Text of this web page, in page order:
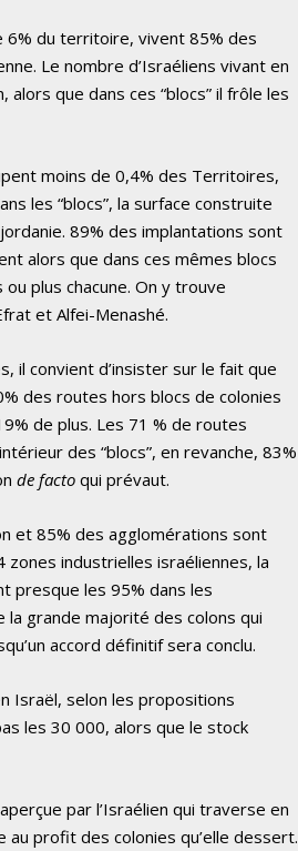
6% du territoire, vivent 85% des
Le nombre d’Israéliens vivant en
que dans ces “blocs” il frôle les
moins de 0,4% des Territoires,
les “blocs”, la surface construite
89% des implantations sont
alors que dans ces mêmes blocs
plus chacune. On y trouve
et Alfei-Menashé.
il convient d’insister sur le fait que
des routes hors blocs de colonies
de plus. Les 71 % de routes
des “blocs”, en revanche, 83%
de facto qui prévaut.
et 85% des agglomérations sont
industrielles israéliennes, la
presque les 95% dans les
la grande majorité des colons qui
accord définitif sera conclu.
Israël, selon les propositions
les 30 000, alors que le stock
par l’Israélien qui traverse en
profit des colonies qu’elle dessert.